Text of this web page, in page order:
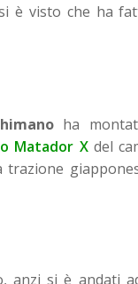
visto che ha
ha
Matador Xdel
trazione
anzi si è andati